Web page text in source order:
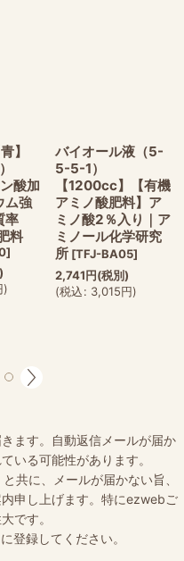
】
酸加
ム強
率
料
]
)
バイオール液（5-
5-5-1）
【1200cc】【有機
アミノ酸肥料】ア
ミノ酸2％入り｜ア
ミノール化学研究
所 [TFJ-BA05]
2,741円(税別)
(税込: 3,015円)
ます。自動返信メールが届か
いる可能性があります。
共に、メールが届かない旨、
申し上げます。特にezwebご
です。
登録してください。